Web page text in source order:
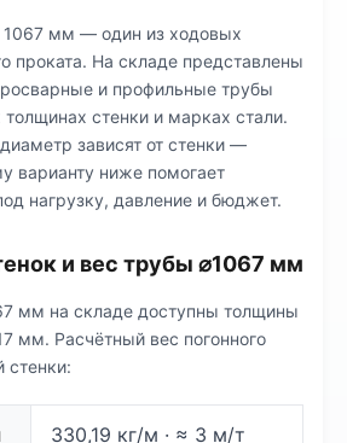
мм — один из ходовых
проката. На складе представлены
и профильные трубы
стенки и марках стали.
зависят от стенки —
варианту ниже помогает
нагрузку, давление и бюджет.
и вес трубы ⌀1067 мм
мм на складе доступны толщины
мм. Расчётный вес погонного
стенки:
330,19 кг/м · ≈ 3 м/т